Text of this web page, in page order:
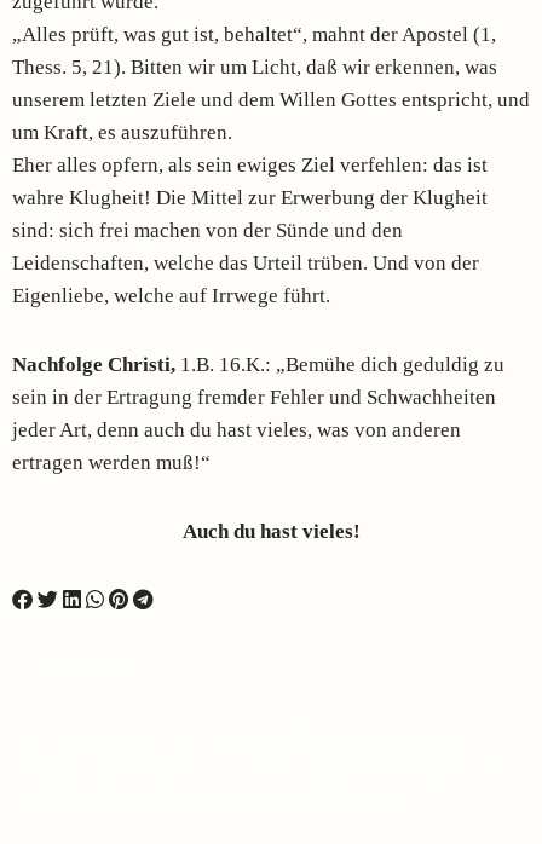
„Alles prüft, was gut ist, behaltet“, mahnt der Apostel (1,
Thess. 5, 21). Bitten wir um Licht, daß wir erkennen, was
unserem letzten Ziele und dem Willen Gottes entspricht, und
um Kraft, es auszuführen.
Eher alles opfern, als sein ewiges Ziel verfehlen: das ist
wahre Klugheit! Die Mittel zur Erwerbung der Klugheit
sind: sich frei machen von der Sünde und den
Leidenschaften, welche das Urteil trüben. Und von der
Eigenliebe, welche auf Irrwege führt.
Nachfolge Christi, 1.B. 16.K.: „Bemühe dich geduldig zu
sein in der Ertragung fremder Fehler und Schwachheiten
jeder Art, denn auch du hast vieles, was von anderen
ertragen werden muß!“
Auch du hast vieles!